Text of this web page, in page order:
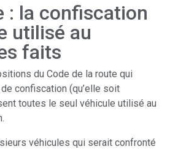
: la confiscation
utilisé au
faits
du Code de la route qui
confiscation (qu’elle soit
toutes le seul véhicule utilisé au
véhicules qui serait confronté